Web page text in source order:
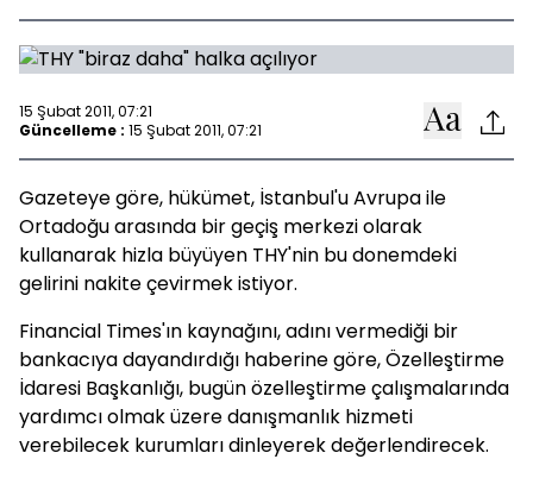
15 Şubat 2011, 07:21
Güncelleme : 15 Şubat 2011, 07:21
Gazeteye göre, hükümet, İstanbul'u Avrupa ile
Ortadoğu arasında bir geçiş merkezi olarak
kullanarak hizla büyüyen THY'nin bu donemdeki
gelirini nakite çevirmek istiyor.
Financial Times'ın kaynağını, adını vermediği bir
bankacıya dayandırdığı haberine göre, Özelleştirme
İdaresi Başkanlığı, bugün özelleştirme çalışmalarında
yardımcı olmak üzere danışmanlık hizmeti
verebilecek kurumları dinleyerek değerlendirecek.